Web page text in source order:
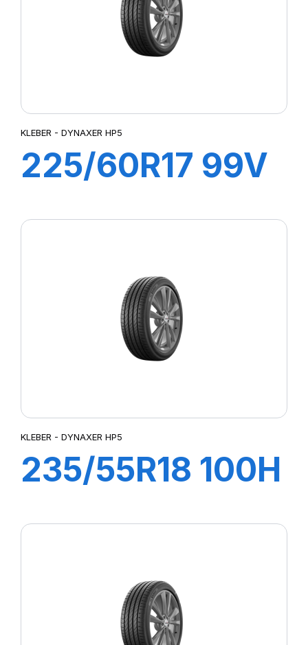
KLEBER - DYNAXER HP5
225/60R17 99V
KLEBER - DYNAXER HP5
235/55R18 100H